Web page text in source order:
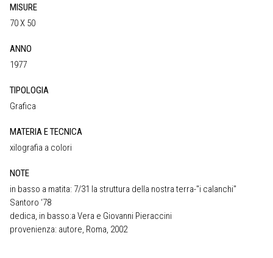
MISURE
70 X 50
ANNO
1977
TIPOLOGIA
Grafica
MATERIA E TECNICA
xilografia a colori
NOTE
in basso a matita: 7/31 la struttura della nostra terra-"i calanchi"
Santoro ‘78
dedica, in basso:a Vera e Giovanni Pieraccini
provenienza: autore, Roma, 2002